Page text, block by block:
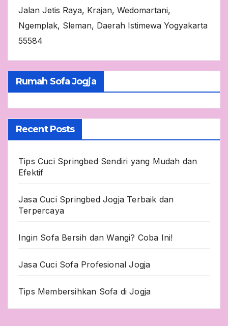
Jalan Jetis Raya, Krajan, Wedomartani,
Ngemplak, Sleman, Daerah Istimewa Yogyakarta
55584
Rumah Sofa Jogja
Recent Posts
Tips Cuci Springbed Sendiri yang Mudah dan
Efektif
Jasa Cuci Springbed Jogja Terbaik dan
Terpercaya
Ingin Sofa Bersih dan Wangi? Coba Ini!
Jasa Cuci Sofa Profesional Jogja
Tips Membersihkan Sofa di Jogja